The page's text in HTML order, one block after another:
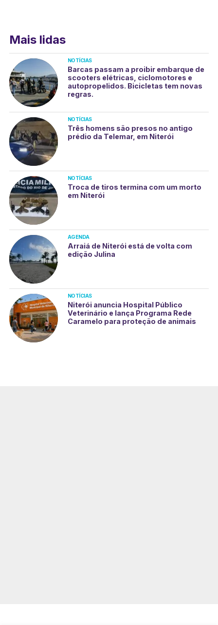
Mais lidas
NOTÍCIAS
Barcas passam a proibir embarque de
scooters elétricas, ciclomotores e
autopropelidos. Bicicletas tem novas
regras.
NOTÍCIAS
Três homens são presos no antigo
prédio da Telemar, em Niterói
NOTÍCIAS
Troca de tiros termina com um morto
em Niterói
AGENDA
Arraiá de Niterói está de volta com
edição Julina
NOTÍCIAS
Niterói anuncia Hospital Público
Veterinário e lança Programa Rede
Caramelo para proteção de animais